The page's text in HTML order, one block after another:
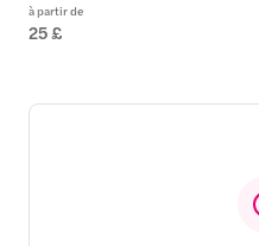
à partir de
25 £